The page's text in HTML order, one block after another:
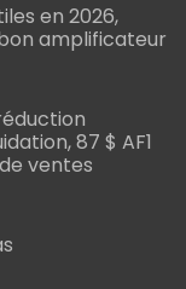
en 2026,
amplificateur
87 $ AF1
ventes